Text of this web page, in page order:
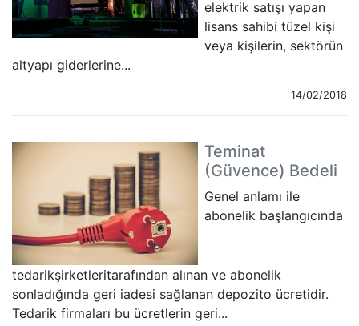
elektrik satışı yapan
lisans sahibi tüzel kişi
veya kişilerin, sektörün
altyapı giderlerine...
14/02/2018
Teminat
(Güvence) Bedeli
Genel anlamı ile
abonelik başlangıcında
tedarikşirketleritarafından alınan ve abonelik
sonladığında geri iadesi sağlanan depozito ücretidir.
Tedarik firmaları bu ücretlerin geri...